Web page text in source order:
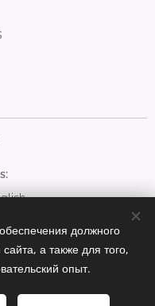
USD $
должного
а также для того,
опыт.